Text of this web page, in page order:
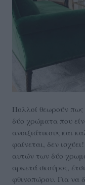
Πολλοί θεωρούν
δύο χρώματα που
ανοιξιάτικους και
φαίνεται, δεν
αυτών των δύο
αρκετά σκούρος,
φθινοπώρου. Για να